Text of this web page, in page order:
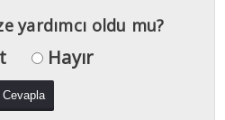
yardımcı oldu mu?
Hayır